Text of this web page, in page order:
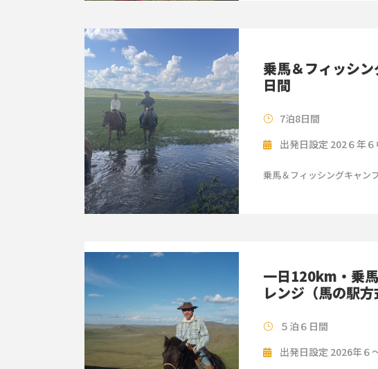
乗馬＆フィッシ
日間
7泊8日間
出発日設定 202６年
乗馬＆フィッシングキャン
一日120km・乗
レンジ（馬の駅方
５泊６日間
出発日設定 2026年６